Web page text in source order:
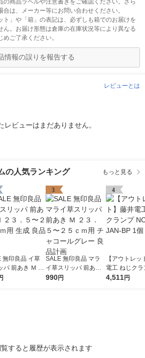
の商品ラベルや注意書きをご確認ください。さら
は、メーカー等にお問い合わせください。
ト」や「箱」の表記は、必ずしも箱でのお届けを
ん。お届け形態は倉庫の在庫状況等により異なる
ご了承ください。
情報の誤りを報告する
レビューとは
レビューはまだありません。
の人気ランキング もっと見る
無印良品 イ草
パ 前あき Ｍ ２
〜２５ｃｍ用
3
SALE 無印良品 マラ
イ草スリッパ 前あき
Ｍ ２３．５〜２５ｃ
990円
4
【アウトレッ
電工 ねじク
-43-JAN-BP 1
4,511円
すると履歴が表示されます